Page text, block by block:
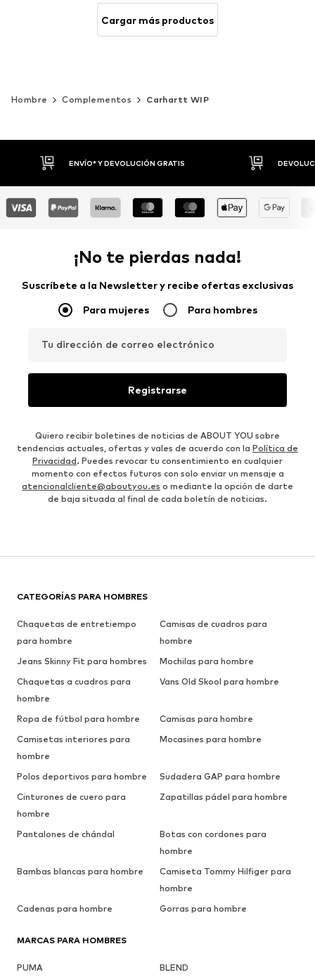
Cargar más productos
Hombre Complementos Carhartt WIP
DEVOLUCIONES HASTA 30 DÍAS
¡No te pierdas nada!
Suscríbete a la Newsletter y recibe ofertas exclusivas
Para mujeres Para hombres
Tu dirección de correo electrónico
Registrarse
Quiero recibir boletines de noticias de ABOUT YOU sobre
tendencias actuales, ofertas y vales de acuerdo con la Política de
Privacidad. Puedes revocar tu consentimiento en cualquier
momento con efectos futuros con solo enviar un mensaje a
atencionalcliente@aboutyou.es o mediante la opción de darte
de baja situada al final de cada boletín de noticias.
CATEGORÍAS PARA HOMBRES
Chaquetas de entretiempo
para hombre
Camisas de cuadros para
hombre
Jeans Skinny Fit para hombres
Mochilas para hombre
Chaquetas a cuadros para
hombre
Vans Old Skool para hombre
Ropa de fútbol para hombre
Camisas para hombre
Camisetas interiores para
hombre
Mocasines para hombre
Polos deportivos para hombre
Sudadera GAP para hombre
Cinturones de cuero para
hombre
Zapatillas pádel para hombre
Pantalones de chándal
Botas con cordones para
hombre
Bambas blancas para hombre
Camiseta Tommy Hilfiger para
hombre
Cadenas para hombre
Gorras para hombre
MARCAS PARA HOMBRES
PUMA
BLEND